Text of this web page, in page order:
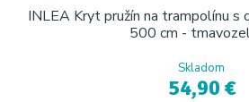
INLEA Kryt pružín na trampolínu s
500 cm -
Skladom
54,90 €